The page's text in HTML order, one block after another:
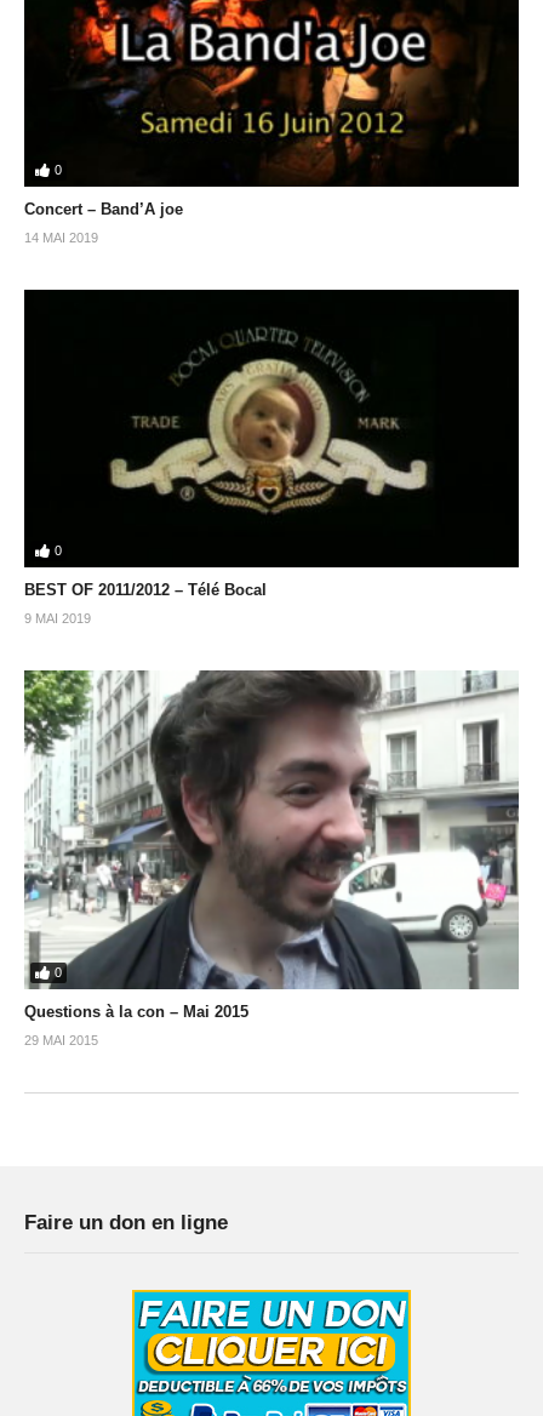
0
Concert – Band’A joe
14 MAI 2019
0
BEST OF 2011/2012 – Télé Bocal
9 MAI 2019
0
Questions à la con – Mai 2015
29 MAI 2015
Faire un don en ligne